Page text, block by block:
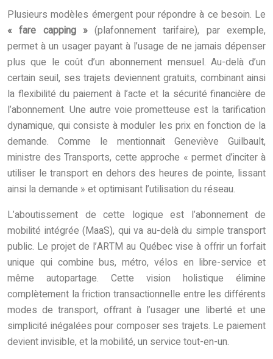
Plusieurs modèles émergent pour répondre à ce besoin. Le
« fare capping »(plafonnement tarifaire), par exemple,
permet à un usager payant à l’usage de ne jamais dépenser
plus que le coût d’un abonnement mensuel. Au-delà d’un
certain seuil, ses trajets deviennent gratuits, combinant ainsi
la flexibilité du paiement à l’acte et la sécurité financière de
l’abonnement. Une autre voie prometteuse est la tarification
dynamique, qui consiste à moduler les prix en fonction de la
demande. Comme le mentionnait Geneviève Guilbault,
ministre des Transports, cette approche « permet d’inciter à
utiliser le transport en dehors des heures de pointe, lissant
ainsi la demande » et optimisant l’utilisation du réseau.
L’aboutissement de cette logique est l’abonnement de
mobilité intégrée (MaaS), qui va au-delà du simple transport
public. Le projet de l’ARTM au Québec vise à offrir un forfait
unique qui combine bus, métro, vélos en libre-service et
même autopartage. Cette vision holistique élimine
complètement la friction transactionnelle entre les différents
modes de transport, offrant à l’usager une liberté et une
simplicité inégalées pour composer ses trajets. Le paiement
devient invisible, et la mobilité, un service tout-en-un.